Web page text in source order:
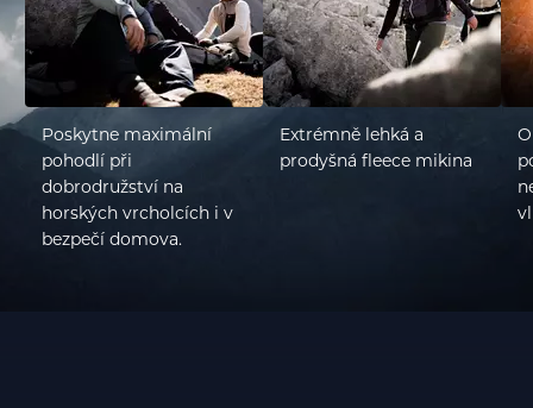
Poskytne maximální
pohodlí při
dobrodružství na
horských vrcholcích i v
bezpečí domova.
Extrémně lehká a
prodyšná fleece mikina